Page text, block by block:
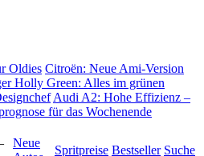
Oldies Citroën: Neue Ami-Version
Holly Green: Alles im grünen
Audi A2: Hohe Effizienz –
für das Wochenende
Neue
Spritpreise Bestseller Suche